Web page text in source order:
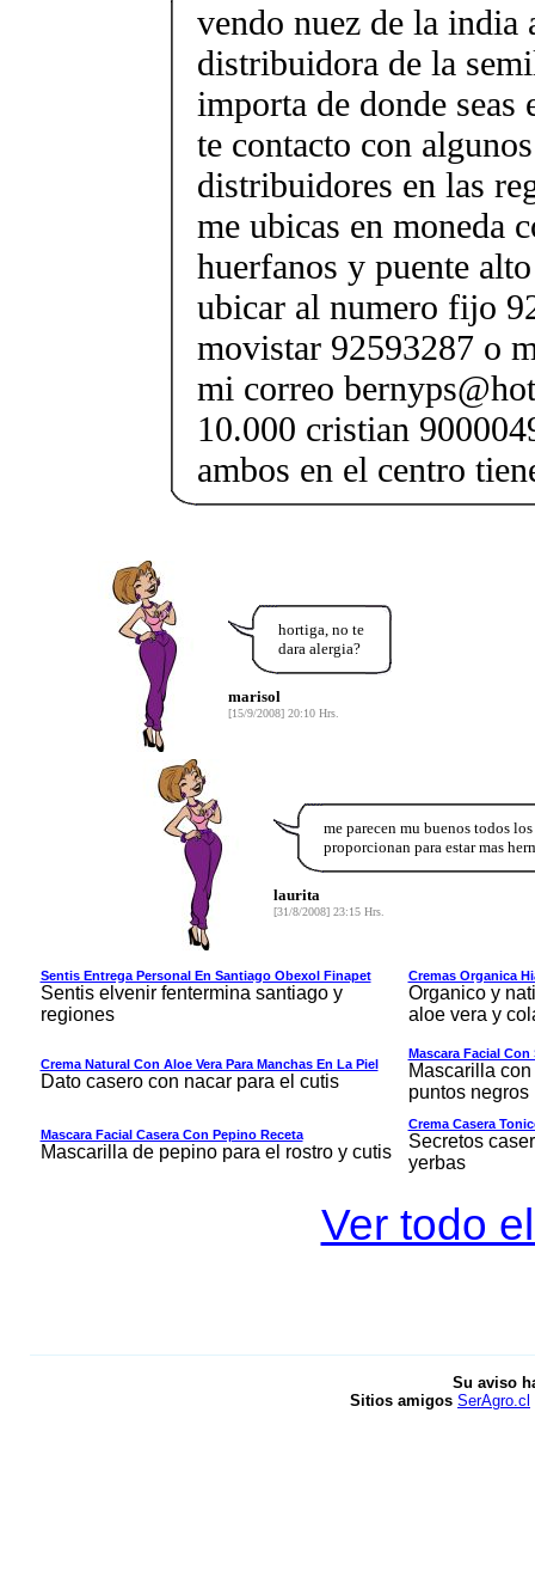
vendo nuez de la india
distribuidora de la
importa de donde seas
te contacto con
distribuidores en las
me ubicas en moneda
huerfanos y puente
ubicar al numero fijo
movistar 92593287 o
mi correo
10.000 cristian
ambos en el centro
hortiga, no te
dara alergia?
marisol
[15/9/2008] 20:10 Hrs.
me parecen mu buenos todos
proporcionan para estar mas
laurita
[31/8/2008] 23:15 Hrs.
Sentis Entrega Personal En Santiago Obexol Finapet
Sentis elvenir fentermina santiago y
regiones
Cremas Organica
Organico y
aloe vera y
Crema Natural Con Aloe Vera Para Manchas En La Piel
Dato casero con nacar para el cutis
Mascara Facial
Mascarilla
puntos negros
Mascara Facial Casera Con Pepino Receta
Mascarilla de pepino para el rostro y cutis
Crema Casera
Secretos
yerbas
Ver todo
Su aviso
Sitios amigos SerAgro.cl